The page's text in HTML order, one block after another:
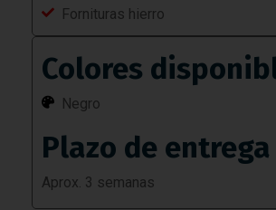
Fornituras hierro
Colores
Negro
Plazo de entrega
Aprox. 3 semanas